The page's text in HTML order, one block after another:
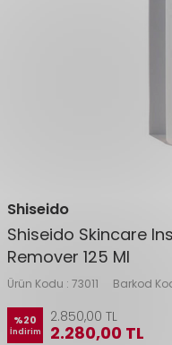
Shiseido
Shiseido Skincare
Remover 125 Ml
Ürün Kodu : 73011 Barkod
%20
İndirim
2.850,00 TL
2.280,00 TL